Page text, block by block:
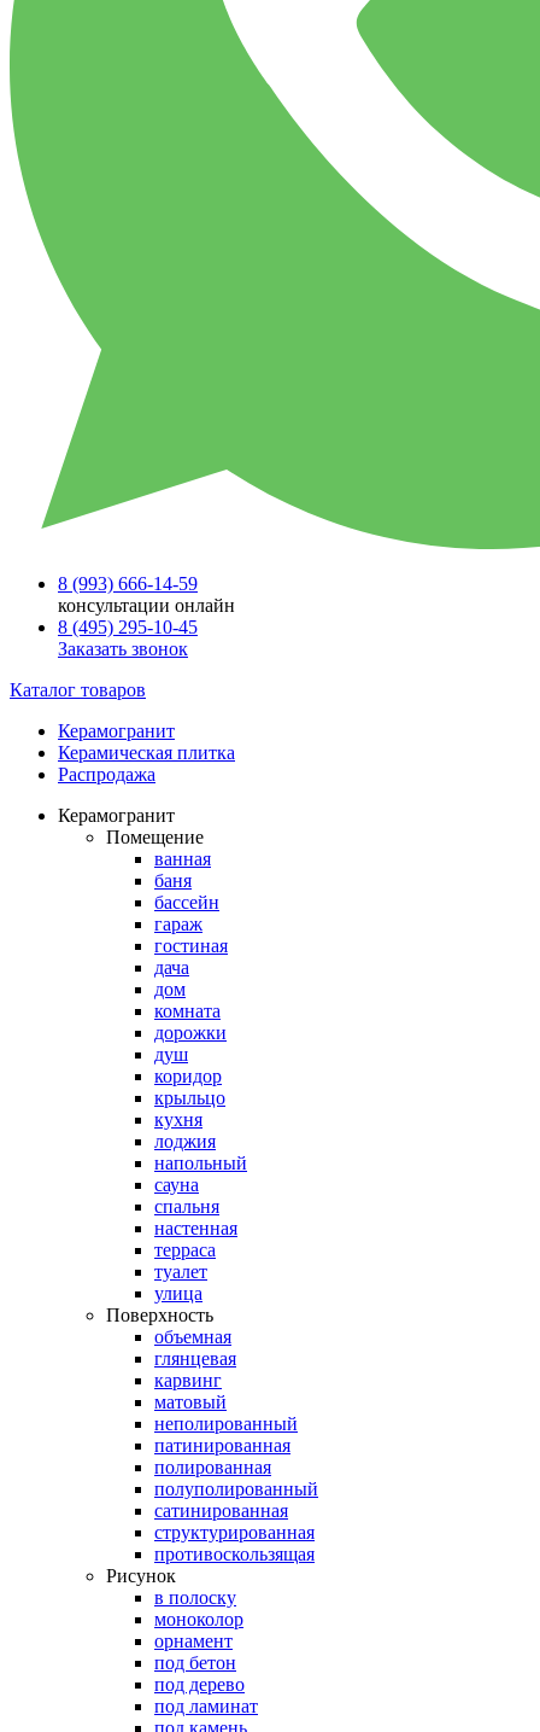
8 (993) 666-14-59
консультации онлайн
8 (495) 295-10-45
Заказать звонок
Каталог товаров
Керамогранит
Керамическая плитка
Распродажа
Керамогранит
Помещение
ванная
баня
бассейн
гараж
гостиная
дача
дом
комната
дорожки
душ
коридор
крыльцо
кухня
лоджия
напольный
сауна
спальня
настенная
терраса
туалет
улица
Поверхность
объемная
глянцевая
карвинг
матовый
неполированный
патинированная
полированная
полуполированный
сатинированная
структурированная
противоскользящая
Рисунок
в полоску
моноколор
орнамент
под бетон
под дерево
под ламинат
под камень